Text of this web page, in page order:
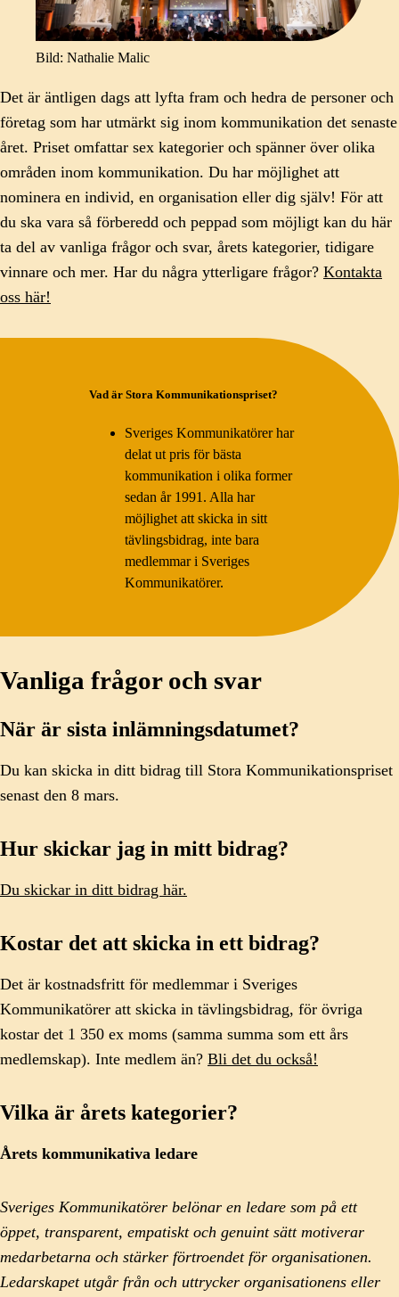
Bild: Nathalie Malic
Det är äntligen dags att lyfta fram och hedra de personer och
företag som har utmärkt sig inom kommunikation det senaste
året. Priset omfattar sex kategorier och spänner över olika
områden inom kommunikation. Du har möjlighet att
nominera en individ, en organisation eller dig själv! För att
du ska vara så förberedd och peppad som möjligt kan du här
ta del av vanliga frågor och svar, årets kategorier, tidigare
vinnare och mer. Har du några ytterligare frågor? Kontakta
oss här!
Vad är Stora Kommunikationspriset?
Sveriges Kommunikatörer har
delat ut pris för bästa
kommunikation i olika former
sedan år 1991. Alla har
möjlighet att skicka in sitt
tävlingsbidrag, inte bara
medlemmar i Sveriges
Kommunikatörer.
Vanliga frågor och svar
När är sista inlämningsdatumet?
Du kan skicka in ditt bidrag till Stora Kommunikationspriset
senast den 8 mars.
Hur skickar jag in mitt bidrag?
Du skickar in ditt bidrag här.
Kostar det att skicka in ett bidrag?
Det är kostnadsfritt för medlemmar i Sveriges
Kommunikatörer att skicka in tävlingsbidrag, för övriga
kostar det 1 350 ex moms (samma summa som ett års
medlemskap). Inte medlem än? Bli det du också!
Vilka är årets kategorier?
Årets kommunikativa ledare
Sveriges Kommunikatörer belönar en ledare som på ett
öppet, transparent, empatiskt och genuint sätt motiverar
medarbetarna och stärker förtroendet för organisationen.
Ledarskapet utgår från och uttrycker organisationens eller